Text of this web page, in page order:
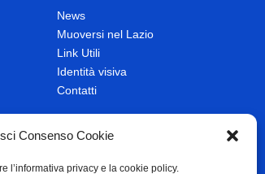
Consenso Cookie
l’informativa privacy e la cookie policy.
News
Muoversi nel Lazio
Link Utili
Identità visiva
Contatti